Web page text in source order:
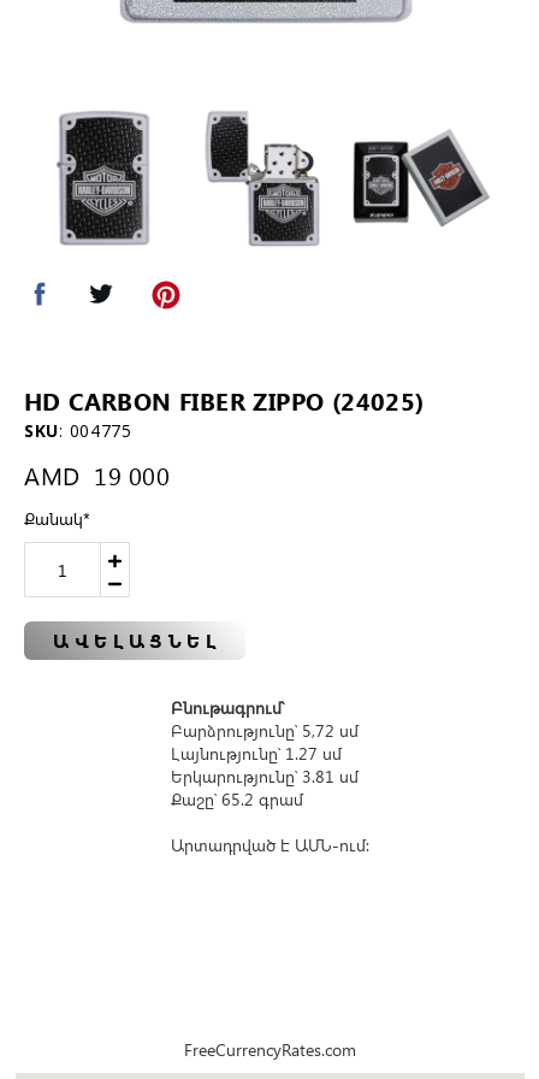
HD CARBON FIBER ZIPPO (24025)
SKU: 004775
AMD 19 000
Քանակ*
ԱՎԵԼԱՑՆԵԼ
Բնութագրում՝
Բարձրությունը՝ 5,72 սմ
Լայնությունը՝ 1.27 սմ
Երկարությունը՝ 3.81 սմ
Քաշը՝ 65.2 գրամ
Արտադրված է ԱՄՆ-ում։
FreeCurrencyRates.com